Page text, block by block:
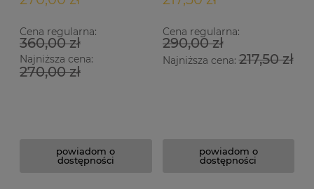
Cena regularna:
360,00 zł
Najniższa cena:
270,00 zł
powiadom o
dostępności
Cena regularna:
290,00 zł
Najniższa cena:217,50 zł
powiadom o
dostępności